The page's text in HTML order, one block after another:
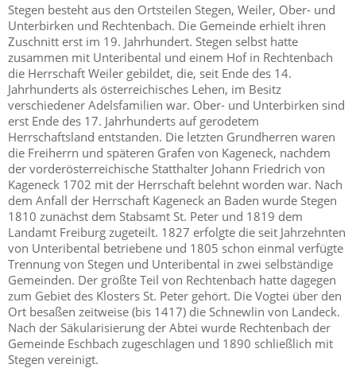
Stegen besteht aus den Ortsteilen Stegen, Weiler, Ober- und
Unterbirken und Rechtenbach. Die Gemeinde erhielt ihren
Zuschnitt erst im 19. Jahrhundert. Stegen selbst hatte
zusammen mit Unteribental und einem Hof in Rechtenbach
die Herrschaft Weiler gebildet, die, seit Ende des 14.
Jahrhunderts als österreichisches Lehen, im Besitz
verschiedener Adelsfamilien war. Ober- und Unterbirken sind
erst Ende des 17. Jahrhunderts auf gerodetem
Herrschaftsland entstanden. Die letzten Grundherren waren
die Freiherrn und späteren Grafen von Kageneck, nachdem
der vorderösterreichische Statthalter Johann Friedrich von
Kageneck 1702 mit der Herrschaft belehnt worden war. Nach
dem Anfall der Herrschaft Kageneck an Baden wurde Stegen
1810 zunächst dem Stabsamt St. Peter und 1819 dem
Landamt Freiburg zugeteilt. 1827 erfolgte die seit Jahrzehnten
von Unteribental betriebene und 1805 schon einmal verfügte
Trennung von Stegen und Unteribental in zwei selbständige
Gemeinden. Der größte Teil von Rechtenbach hatte dagegen
zum Gebiet des Klosters St. Peter gehört. Die Vogtei über den
Ort besaßen zeitweise (bis 1417) die Schnewlin von Landeck.
Nach der Säkularisierung der Abtei wurde Rechtenbach der
Gemeinde Eschbach zugeschlagen und 1890 schließlich mit
Stegen vereinigt.